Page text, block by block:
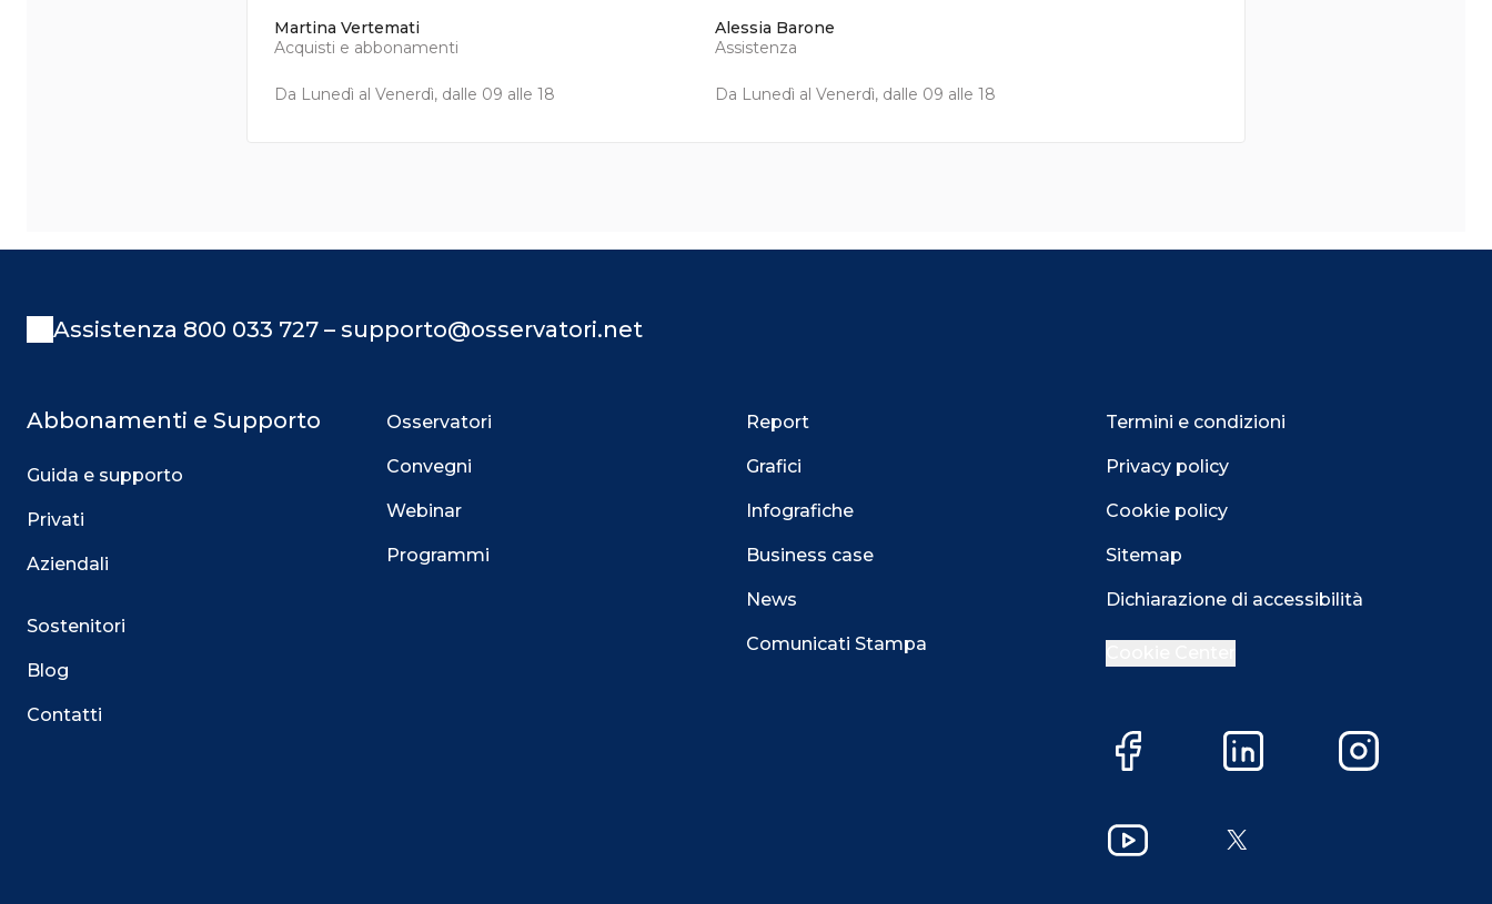
Martina Vertemati
Acquisti e abbonamenti
Da Lunedì al Venerdì, dalle 09 alle 18
Alessia Barone
Assistenza
Da Lunedì al Venerdì, dalle 09 alle 18
Assistenza 800 033 727 – supporto@osservatori.net
Abbonamenti e Supporto
Guida e supporto
Privati
Aziendali
Sostenitori
Blog
Contatti
Osservatori
Convegni
Webinar
Programmi
Report
Grafici
Infografiche
Business case
News
Comunicati Stampa
Termini e condizioni
Privacy policy
Cookie policy
Sitemap
Dichiarazione di accessibilità
Facebook LinkedIn Instagram
YouTube X
Accetta Più opzioni